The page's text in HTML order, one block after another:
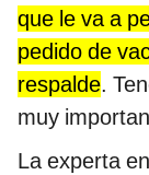
que le va a
pedido de
respalde.
muy
La experta